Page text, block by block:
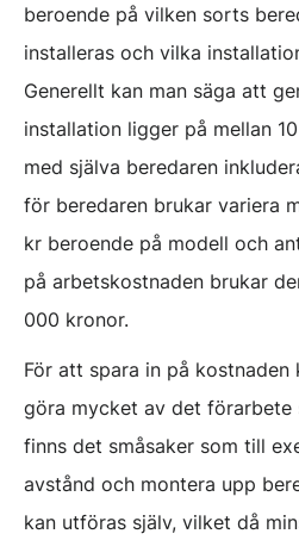
beroende på vilken sorts
installeras och vilka
Generellt kan man säga att
installation ligger på mellan
med själva beredaren
för beredaren brukar variera
kr beroende på modell och
på arbetskostnaden brukar
000 kronor.
För att spara in på
göra mycket av det förarbete
finns det småsaker som till
avstånd och montera upp
kan utföras själv, vilket då